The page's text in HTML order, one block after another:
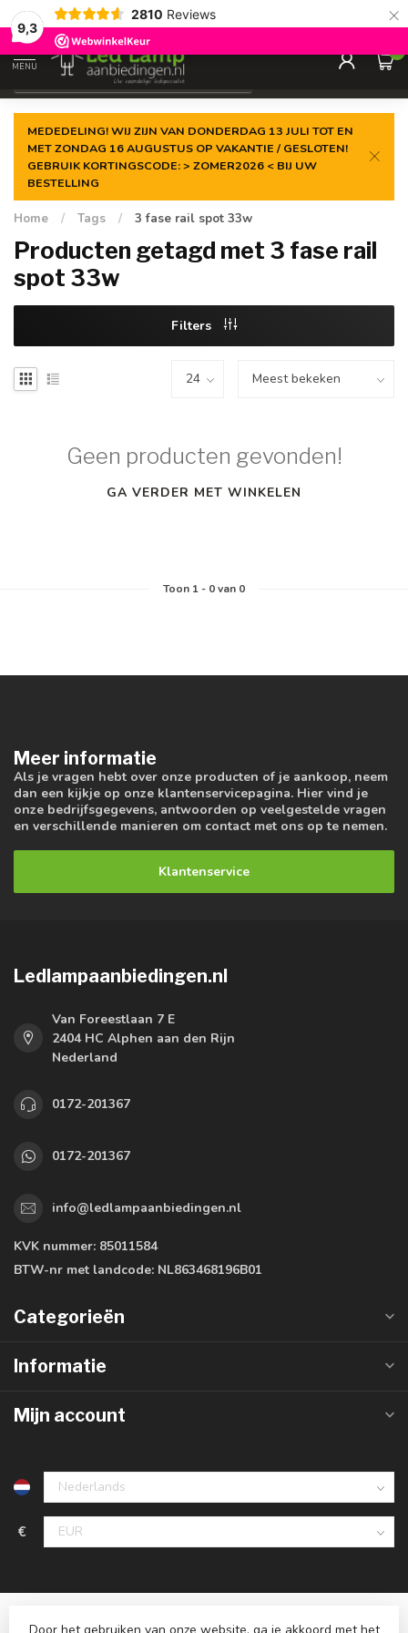
9,3
2810 Reviews ×
Gegarandeerde delaagste prijs
MENU
0
MEDEDELING! WIJ ZIJN VAN DONDERDAG 13 JULI TOT EN
MET ZONDAG 16 AUGUSTUS OP VAKANTIE / GESLOTEN!
GEBRUIK KORTINGSCODE: > ZOMER2026 < BIJ UW
BESTELLING
Home / Tags / 3 fase rail spot 33w
Producten getagd met 3 fase rail
spot 33w
Filters
Geen producten gevonden!
GA VERDER MET WINKELEN
Toon 1- 0van 0
Meer informatie
Als je vragen hebt over onze producten of je aankoop, neem
dan een kijkje op onze klantenservicepagina. Hier vind je
onze bedrijfsgegevens, antwoorden op veelgestelde vragen
en verschillende manieren om contact met ons op te nemen.
Klantenservice
Ledlampaanbiedingen.nl
Van Foreestlaan 7 E
2404 HC Alphen aan den Rijn
Nederland
0172-201367
0172-201367
info@ledlampaanbiedingen.nl
KVK nummer: 85011584
BTW-nr met landcode: NL863468196B01
Categorieën
Informatie
Mijn account
€